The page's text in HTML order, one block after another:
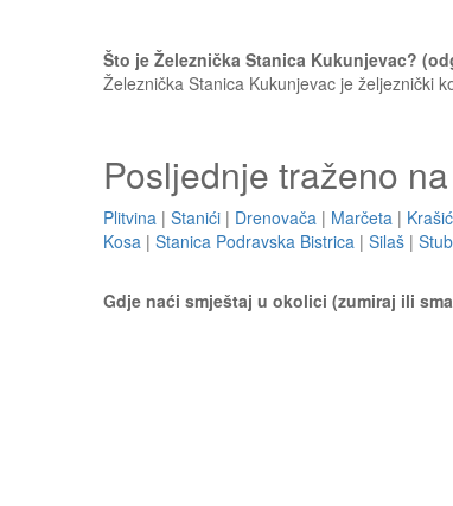
Što je Železnička Stanica Kukunjevac?
Železnička Stanica Kukunjevac je željeznički
Posljednje traženo
Plitvina | Stanići | Drenovača | Marčeta | Krašić
Kosa | Stanica Podravska Bistrica | Silaš |
Gdje naći smještaj u okolici (zumiraj ili